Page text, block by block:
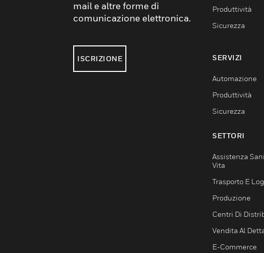
mail e altre forme di
comunicazione elettronica.
ISCRIZIONE
Produttività
Sicurezza
SERVIZI
Automazione
Produttività
Sicurezza
SETTORI
Assistenza
Vita
Trasporto E
Produzione
Centri Di
Vendita Al
E-Commerce